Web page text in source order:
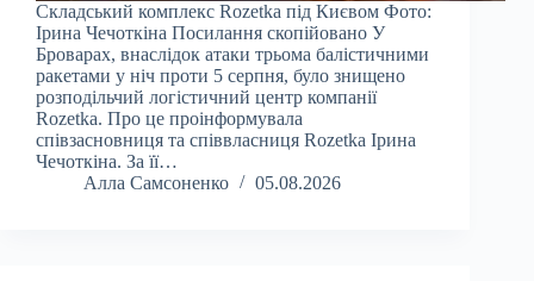
Складський комплекс Rozetka під Києвом Фото:
Ірина Чечоткіна Посилання скопійовано У
Броварах, внаслідок атаки трьома балістичними
ракетами у ніч проти 5 серпня, було знищено
розподільчий логістичний центр компанії
Rozetka. Про це проінформувала
співзасновниця та співвласниця Rozetka Ірина
Чечоткіна. За її…
Алла Самсоненко
05.08.2026